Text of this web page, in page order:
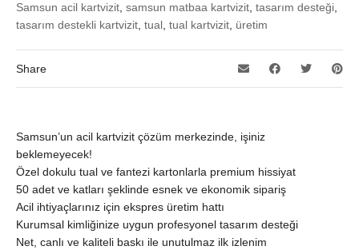
Samsun acil kartvizit samsun matbaa kartvizit tasarım desteği
tasarım destekli kartvizit tual tual kartvizit üretim
Share
Samsun’un acil kartvizit çözüm merkezinde, işiniz
beklemeyecek!
Özel dokulu tual ve fantezi kartonlarla premium hissiyat
50 adet ve katları şeklinde esnek ve ekonomik sipariş
Acil ihtiyaçlarınız için ekspres üretim hattı
Kurumsal kimliğinize uygun profesyonel tasarım desteği
Net, canlı ve kaliteli baskı ile unutulmaz ilk izlenim